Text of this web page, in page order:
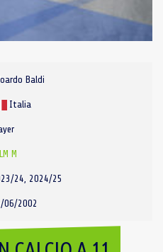
Baldi
Italia
M
24, 2024/25
06/2002